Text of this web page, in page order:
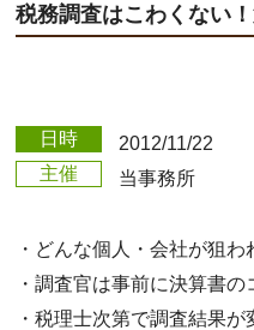
税務調査はこわくない
日時
2012/11/22
主催
当事務所
・どんな個人・会社が狙わ
・調査官は事前に決算書の
・税理士次第で調査結果が